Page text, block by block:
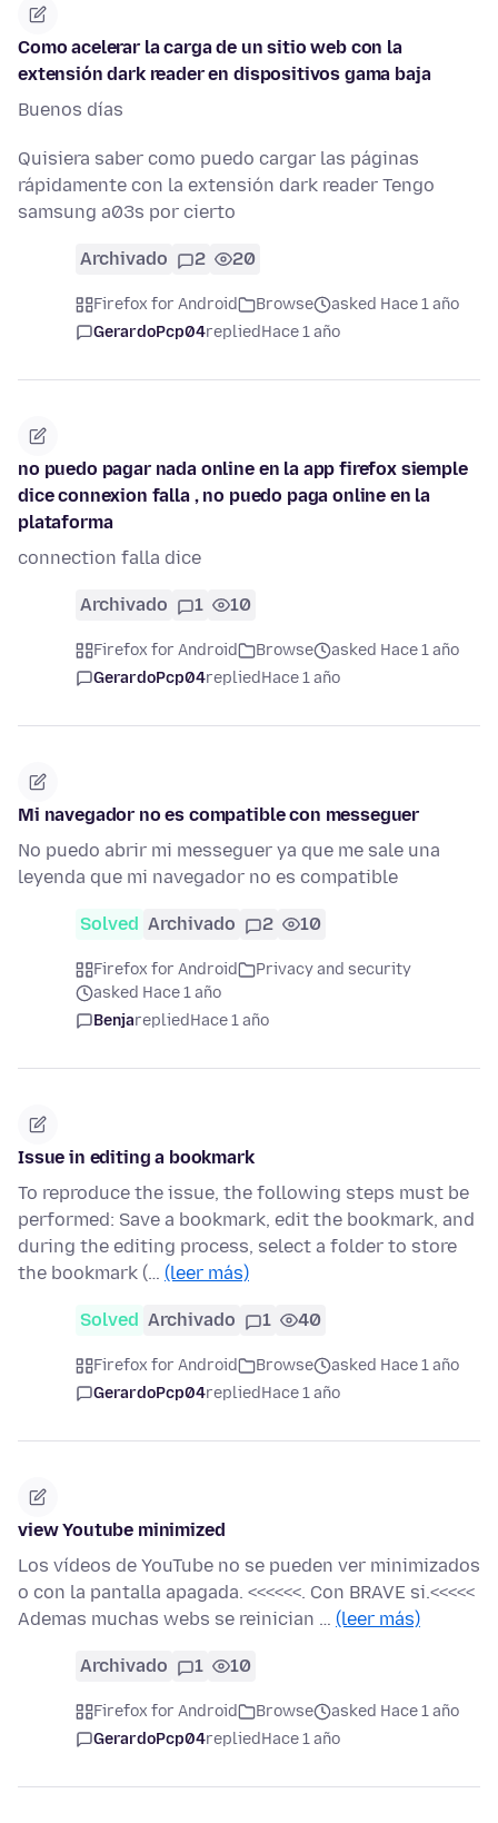
Como acelerar la carga de un sitio web con la
extensión dark reader en dispositivos gama baja
Buenos días
Quisiera saber como puedo cargar las páginas
rápidamente con la extensión dark reader Tengo
samsung a03s por cierto
Archivado 2 20
Firefox for Android Browse
asked Hace 1 año
GerardoPcp04repliedHace 1 año
no puedo pagar nada online en la app firefox siemple
dice connexion falla , no puedo paga online en la
plataforma
connection falla dice
Archivado 1 10
Firefox for Android Browse
asked Hace 1 año
GerardoPcp04repliedHace 1 año
Mi navegador no es compatible con messeguer
No puedo abrir mi messeguer ya que me sale una
leyenda que mi navegador no es compatible
Solved Archivado 2 10
Firefox for Android
Privacy and security
asked Hace 1 año
BenjarepliedHace 1 año
Issue in editing a bookmark
To reproduce the issue, the following steps must be
performed: Save a bookmark, edit the bookmark, and
during the editing process, select a folder to store
the bookmark (… (leer más)
Solved Archivado 1 40
Firefox for Android Browse
asked Hace 1 año
GerardoPcp04repliedHace 1 año
view Youtube minimized
Los vídeos de YouTube no se pueden ver minimizados
o con la pantalla apagada. <<<<<<. Con BRAVE si.<<<<<
Ademas muchas webs se reinician … (leer más)
Archivado 1 10
Firefox for Android Browse
asked Hace 1 año
GerardoPcp04repliedHace 1 año